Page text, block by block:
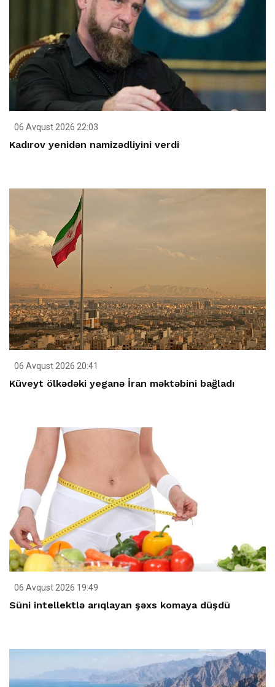
06 Avqust 2026 22:03
Kadırov yenidən namizədliyini verdi
06 Avqust 2026 20:41
Küveyt ölkədəki yeganə İran məktəbini bağladı
06 Avqust 2026 19:49
Süni intellektlə arıqlayan şəxs komaya düşdü